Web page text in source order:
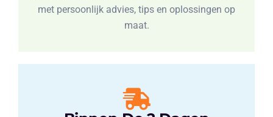
met persoonlijk advies, tips en oplossingen op
maat.